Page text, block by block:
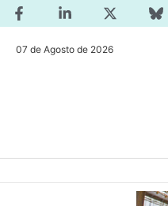
07 de Agosto de 2026